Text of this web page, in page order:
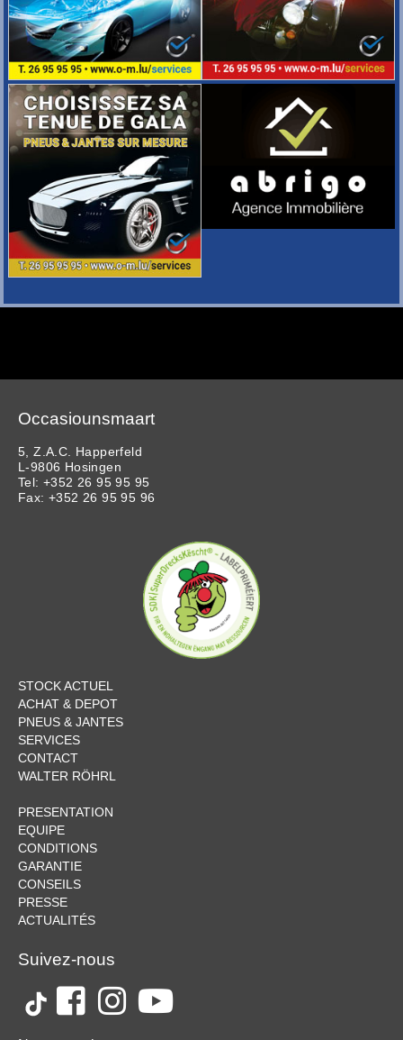
Occasiounsmaart
5, Z.A.C. Happerfeld
L-9806 Hosingen
Tel: +352 26 95 95 95
Fax: +352 26 95 95 96
STOCK ACTUEL
ACHAT & DEPOT
PNEUS & JANTES
SERVICES
CONTACT
WALTER RÖHRL
PRESENTATION
EQUIPE
CONDITIONS
GARANTIE
CONSEILS
PRESSE
ACTUALITÉS
Suivez-nous